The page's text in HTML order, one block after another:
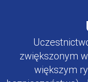
zwiększonym
większym